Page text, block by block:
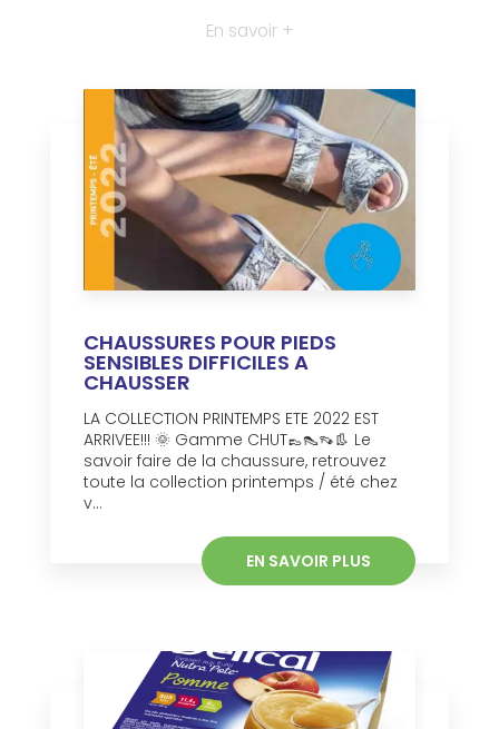
En savoir +
CHAUSSURES POUR PIEDS
SENSIBLES DIFFICILES A
CHAUSSER
LA COLLECTION PRINTEMPS ETE 2022 EST
ARRIVEE!!! 🌞 Gamme CHUT👞👠👡👢 Le
savoir faire de la chaussure, retrouvez
toute la collection printemps / été chez
v...
EN SAVOIR PLUS